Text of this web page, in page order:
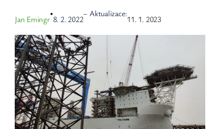
Jan Emingr
•
8. 2. 2022
– Aktualizace:
11. 1. 2023